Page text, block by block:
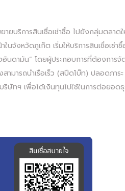
ายบริการสินเชื่อเช่าซื้อ ไปยังกลุ่มตลา
นจังหวัดภูเก็ต เริ่มให้บริการสินเชื่อเช่
อันดามัน” โดยผู้ประกอบการที่ต้องกา
ามารถนำเรือเร็ว (สปีดโบ๊ท) ปลอดภา
ษัทฯ เพื่อได้เงินทุนไปใช้ในการต่อยอ